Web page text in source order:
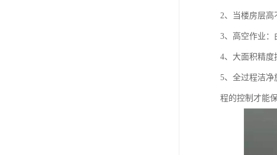
2、当楼房层高
3、高空作业：
4、大面积精度
5、全过程洁净
程的控制才能